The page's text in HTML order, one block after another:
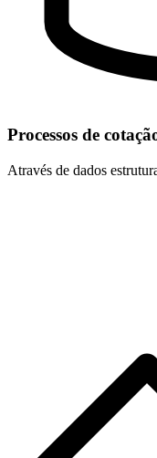
Processos de
Através de dados